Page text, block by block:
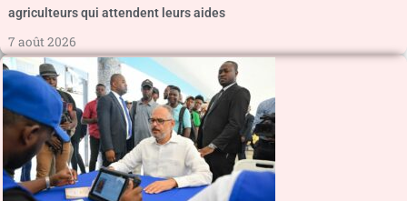
agriculteurs qui attendent leurs aides
7 août 2026